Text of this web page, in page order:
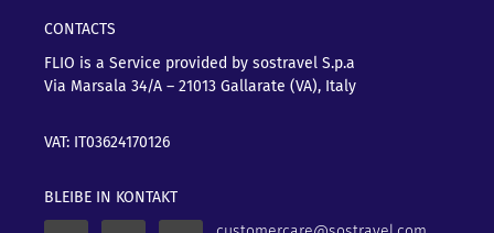
CONTACTS
FLIO is a Service provided by sostravel S.p.a
Via Marsala 34/A – 21013 Gallarate (VA), Italy
VAT: IT03624170126
BLEIBE IN KONTAKT